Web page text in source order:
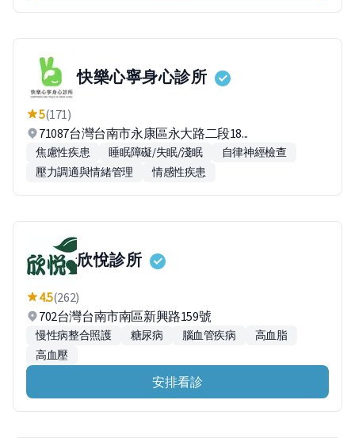
快樂心寧身心診所
5(171)
71087台灣台南市永康區永大路二段18...
焦慮性疾患 睡眠障礙/失眠/淺眠
自律神經檢查
壓力調適與情緒管理
情感性疾患
欣悅診所
4.5(262)
702台灣台南市南區新興路159號
慢性病整合照護 糖尿病 腦血管疾病
高血脂
高血壓
安排看診